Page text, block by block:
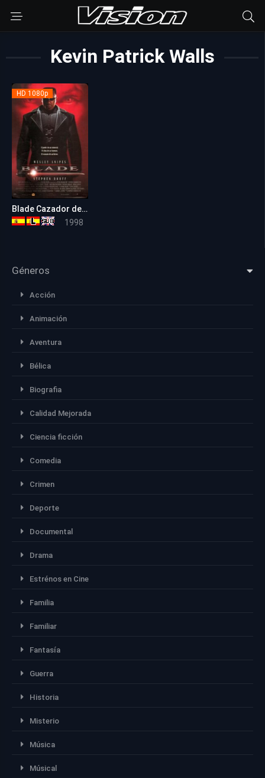
Kevin Patrick Walls
HD 1080p
Blade Cazador de Vampiros
1998
Géneros
Acción
Animación
Aventura
Bélica
Biografia
Calidad Mejorada
Ciencia ficción
Comedia
Crimen
Deporte
Documental
Drama
Estrénos en Cine
Familia
Familiar
Fantasía
Guerra
Historia
Misterio
Música
Músical